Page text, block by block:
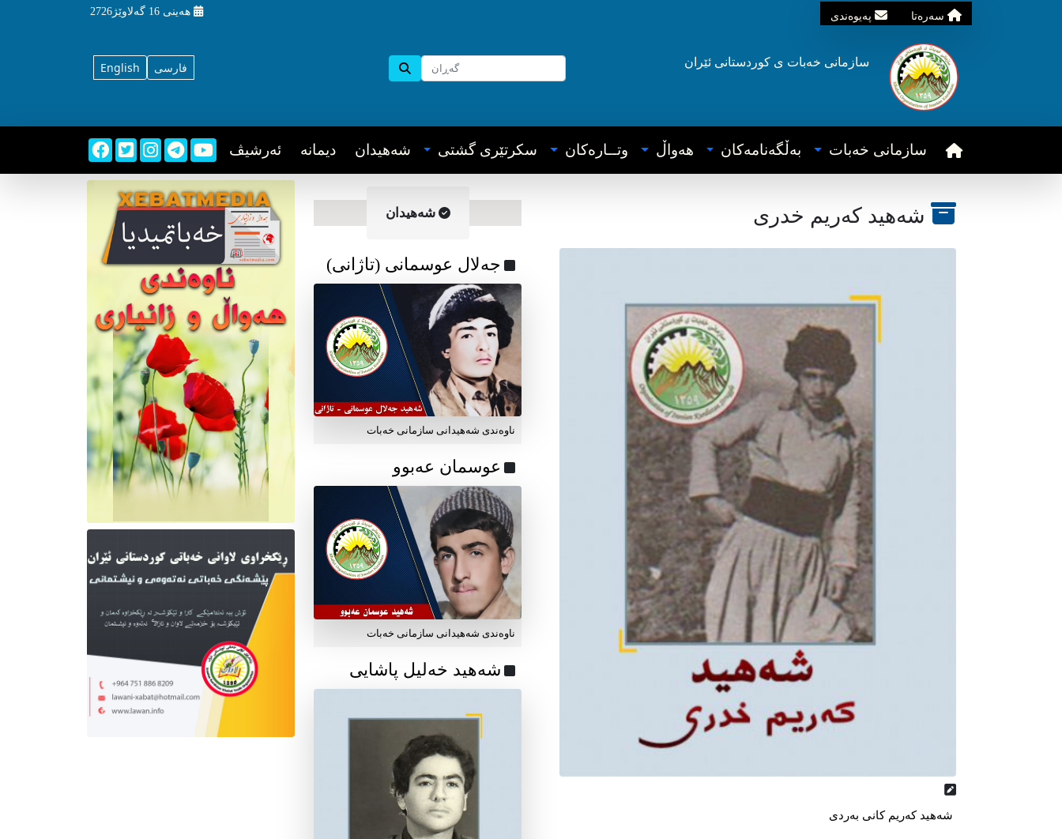
سه‌ره‌تا په‌یوه‌ندی هه‌ینی 16 گه‌لاوێژ2726
English فارسی سازمانی خه‌بات ی کوردستانی ئێران
سازمانی خه‌بات به‌ڵگه‌نامه‌کان هه‌واڵ وتــاره‌کان سکرتێری گشتی شه‌هیدان دیمانه ئه‌رشیڤ
شه‌هید که‌ریم خدری
شەهید کەریم کانی بەردی
شه‌هیدان
جەلال عوسمانی (تاژانی)
ناوه‌ندی شه‌هیدانی سازمانی خه‌بات
عوسمان عەبوو
ناوه‌ندی شه‌هیدانی سازمانی خه‌بات
شەهید خەلیل پاشایی